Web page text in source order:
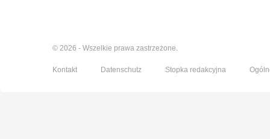
© 2026 - Wszelkie prawa zastrzeżone.
Kontakt Datenschutz Stopka redakcyjna